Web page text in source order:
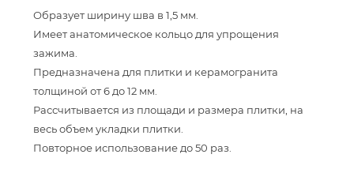
Образует ширину шва в 1,5 мм.
Имеет анатомическое кольцо для упрощения
зажима.
Предназначена для плитки и керамогранита
толщиной от 6 до 12 мм.
Рассчитывается из площади и размера плитки, на
весь объем укладки плитки.